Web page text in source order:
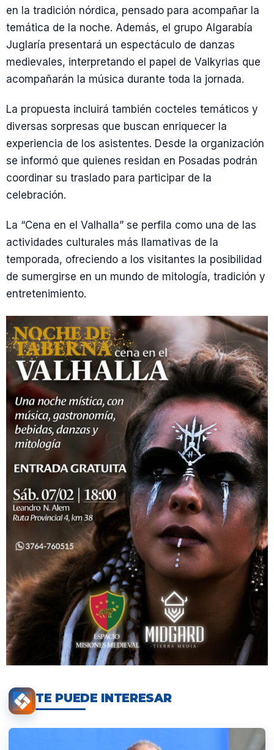
en la tradición nórdica, pensado para acompañar la
temática de la noche. Además, el grupo Algarabía
Juglaría presentará un espectáculo de danzas
medievales, interpretando el papel de Valkyrias que
acompañarán la música durante toda la jornada.
La propuesta incluirá también cocteles temáticos y
diversas sorpresas que buscan enriquecer la
experiencia de los asistentes. Desde la organización
se informó que quienes residan en Posadas podrán
coordinar su traslado para participar de la
celebración.
La “Cena en el Valhalla” se perfila como una de las
actividades culturales más llamativas de la
temporada, ofreciendo a los visitantes la posibilidad
de sumergirse en un mundo de mitología, tradición y
entretenimiento.
TE PUEDE INTERESAR